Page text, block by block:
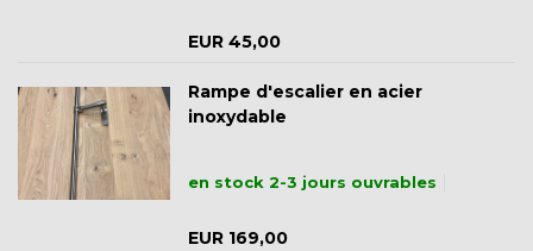
EUR 45,00
Rampe d'escalier en acier
inoxydable
en stock 2-3 jours ouvrables
EUR 169,00